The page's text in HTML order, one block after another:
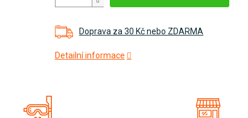
Doprava za 30 Kč nebo ZDARMA
Detailní informace